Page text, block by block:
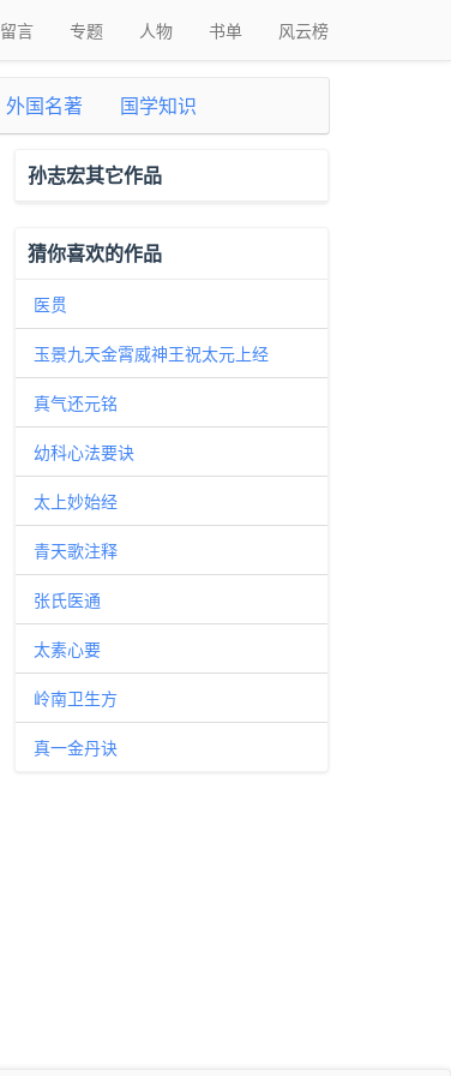
留言 专题 人物 书单 风云榜
外国名著 国学知识
孙志宏其它作品
猜你喜欢的作品
医贯
玉景九天金霄威神王祝太元上经
真气还元铭
幼科心法要诀
太上妙始经
青天歌注释
张氏医通
太素心要
岭南卫生方
真一金丹诀